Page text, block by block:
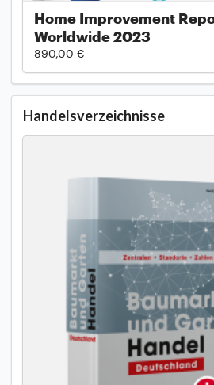
Home Improvement
Worldwide 2023
890,00 €
Handelsverzeichnisse